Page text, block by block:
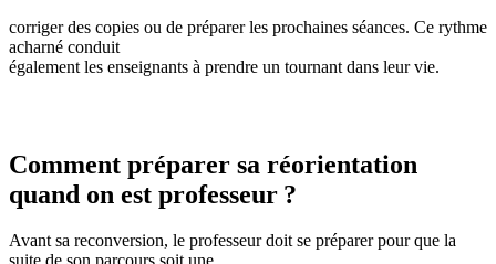
corriger des copies ou de préparer les prochaines séances. Ce rythme
acharné conduit
également les enseignants à prendre un tournant dans leur vie.
Comment préparer sa réorientation
quand on est professeur ?
Avant sa reconversion, le professeur doit se préparer pour que la